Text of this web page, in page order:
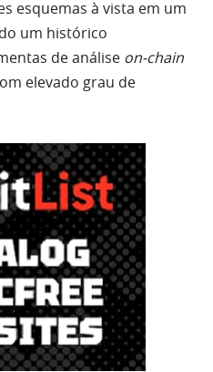
esquemas à vista em um
um histórico
de análise on‑chain
elevado grau de